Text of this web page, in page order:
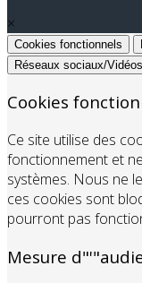
×
Cookies fonctionnels
Réseaux sociaux/Vidéos
Cookies
Ce site utilise des
fonctionnement et
systèmes. Nous ne
ces cookies sont
pourront pas
Mesure